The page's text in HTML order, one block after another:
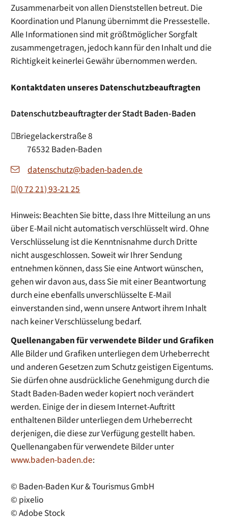
Zusammenarbeit von allen Dienststellen betreut. Die
Koordination und Planung übernimmt die Pressestelle.
Alle Informationen sind mit größtmöglicher Sorgfalt
zusammengetragen, jedoch kann für den Inhalt und die
Richtigkeit keinerlei Gewähr übernommen werden.
Kontaktdaten unseres Datenschutzbeauftragten
Datenschutzbeauftragter der Stadt Baden-Baden
Briegelackerstraße 8
76532 Baden-Baden
datenschutz@baden-baden.de
(07221) 93-2125
Hinweis: Beachten Sie bitte, dass Ihre Mitteilung an uns
über E-Mail nicht automatisch verschlüsselt wird. Ohne
Verschlüsselung ist die Kenntnisnahme durch Dritte
nicht ausgeschlossen. Soweit wir Ihrer Sendung
entnehmen können, dass Sie eine Antwort wünschen,
gehen wir davon aus, dass Sie mit einer Beantwortung
durch eine ebenfalls unverschlüsselte E-Mail
einverstanden sind, wenn unsere Antwort ihrem Inhalt
nach keiner Verschlüsselung bedarf.
Quellenangaben für verwendete Bilder und Grafiken
Alle Bilder und Grafiken unterliegen dem Urheberrecht
und anderen Gesetzen zum Schutz geistigen Eigentums.
Sie dürfen ohne ausdrückliche Genehmigung durch die
Stadt Baden-Baden weder kopiert noch verändert
werden. Einige der in diesem Internet-Auftritt
enthaltenen Bilder unterliegen dem Urheberrecht
derjenigen, die diese zur Verfügung gestellt haben.
Quellenangaben für verwendete Bilder unter
www.baden-baden.de:
© Baden-Baden Kur & Tourismus GmbH
© pixelio
© Adobe Stock